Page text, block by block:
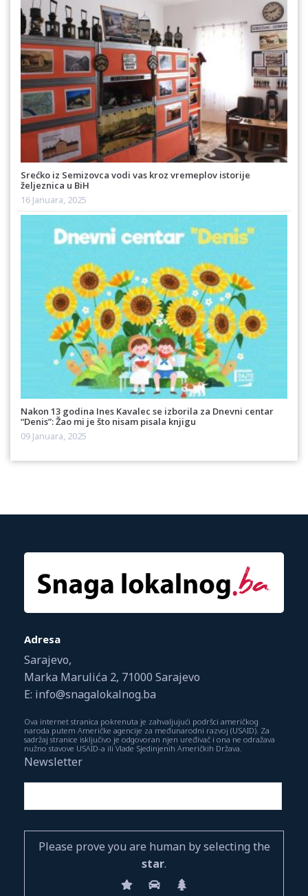
Srećko iz Semizovca vodi vas kroz vremeplov istorije
željeznica u BiH
16 Januara, 2025
Nakon 13 godina Ines Kavalec se izborila za Dnevni centar
“Denis”: Žao mi je što nisam pisala knjigu
09 Januara, 2025
Adresa
Sarajevo,
Marka Marulića 2, 71000 Sarajevo
E: info@snagalokalnog.ba
Ova internet stranica pokrenuta je zahvaljujući podršci američkog
naroda putem Američke agencije za međunarodni razvoj (USAID). Za
sadržaj stranice isključivo je odgovoran njen uređivač i ona ne odražava
nužno stavove USAID-a ili Vlade Sjedinjenih Američkih Država.
Newsletter
Please prove you are human by selecting the
star.